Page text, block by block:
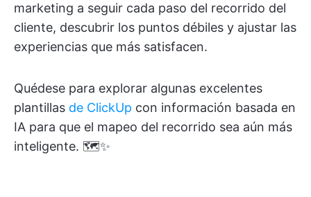
marketing a seguir cada paso del recorrido del
cliente, descubrir los puntos débiles y ajustar las
experiencias que más satisfacen.
Quédese para explorar algunas excelentes
plantillas de ClickUp con información basada en
IA para que el mapeo del recorrido sea aún más
inteligente. 🗺️✨